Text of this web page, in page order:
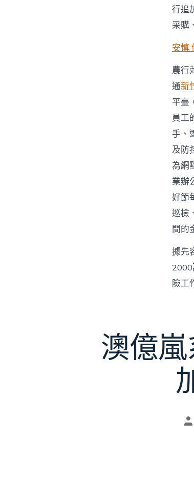
行追
采購
安慎
農行
通新
平臺
員工
手、
及防
為網
業辦
好節
巡檢
間的
據先
險工
澳億
文